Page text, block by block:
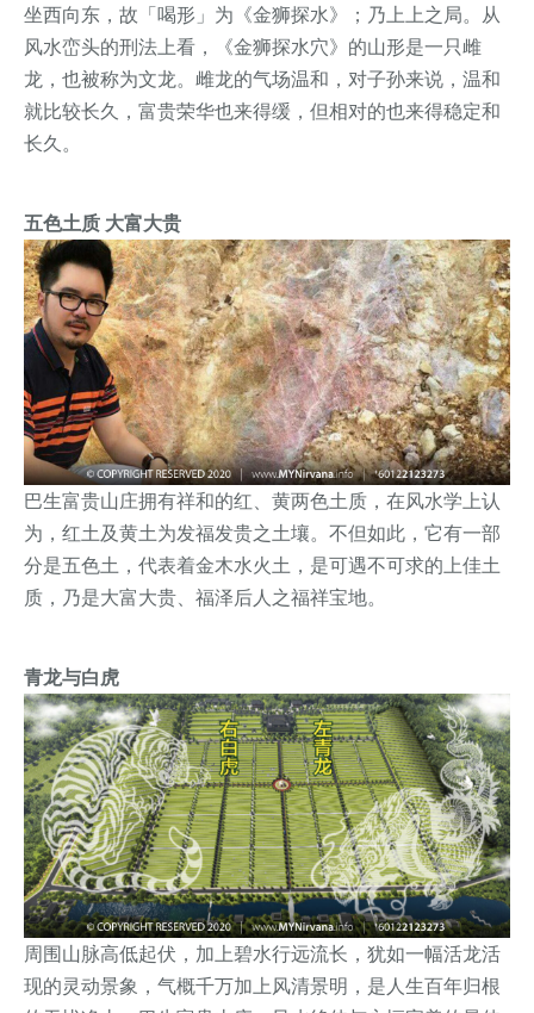
坐西向东，故「喝形」为《金狮探水》；乃上上之局。 从
风水峦头的刑法上看，《金狮探水穴》的山形是一只雌
龙，也被称为文龙。雌龙的气场温和，对子孙来说，温和
就比较长久，富贵荣华也来得缓，但相对的也来得稳定和
长久。
五色土质 大富大贵
巴生富贵山庄拥有祥和的红、黄两色土质，在风水学上认
为，红土及黄土为发福发贵之土壤。不但如此，它有一部
分是五色土，代表着金木水火土，是可遇不可求的上佳土
质，乃是大富大贵、福泽后人之福祥宝地。
青龙与白虎
周围山脉高低起伏，加上碧水行远流长，犹如一幅活龙活
现的灵动景象，气概千万加上风清景明，是人生百年归根